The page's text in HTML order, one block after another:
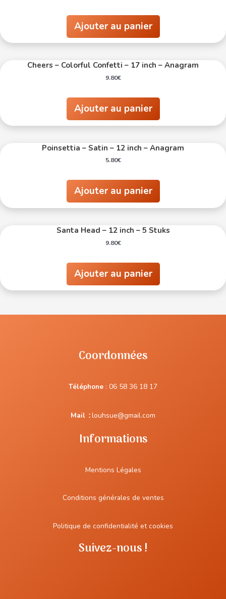
Ajouter au panier
Cheers – Colorful Confetti – 17 inch – Anagram
9.80€
Ajouter au panier
Poinsettia – Satin – 12 inch – Anagram
5.80€
Ajouter au panier
Santa Head – 12 inch – 5 Stuks
9.80€
Ajouter au panier
Coordonnées
Téléphone : 06 58 36 18 17
Mail :louhsue@gmail.com
Informations
Mentions Légales
Conditions générales de ventes
Politique de confidentialité et cookies
Suivez-nous !